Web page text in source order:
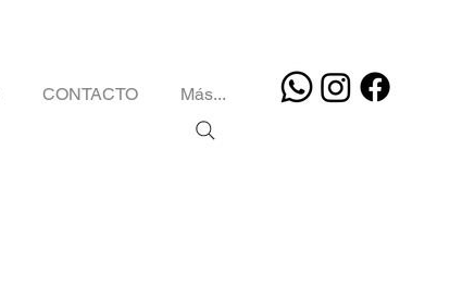
CONTACTO Más...